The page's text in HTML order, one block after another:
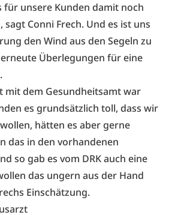
für unsere Kunden damit noch
Conni Frech. Und es ist uns
den Wind aus den Segeln zu
Überlegungen für eine
mit dem Gesundheitsamt war
es grundsätzlich toll, dass wir
hätten es aber gerne
das in den vorhandenen
so gab es vom DRK auch eine
das ungern aus der Hand
Einschätzung.